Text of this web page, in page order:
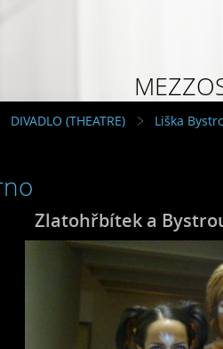
DIVADLO (THEATRE) Liška
Zlatohřbítek a